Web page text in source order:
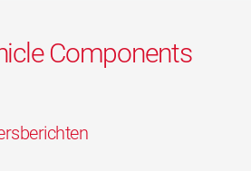
Components